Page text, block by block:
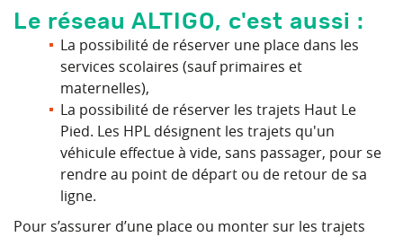
Le réseau ALTIGO, c'est aussi :
La possibilité de réserver une place dans les
services scolaires (sauf primaires et
maternelles),
La possibilité de réserver les trajets Haut Le
Pied. Les HPL désignent les trajets qu'un
véhicule effectue à vide, sans passager, pour se
rendre au point de départ ou de retour de sa
ligne.
Pour s’assurer d’une place ou monter sur les trajets